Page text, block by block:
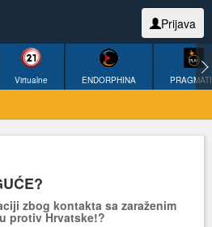
Prijava
Virtualne ENDORPHINA
zbog kontakta sa zaraženim
protiv Hrvatske!?